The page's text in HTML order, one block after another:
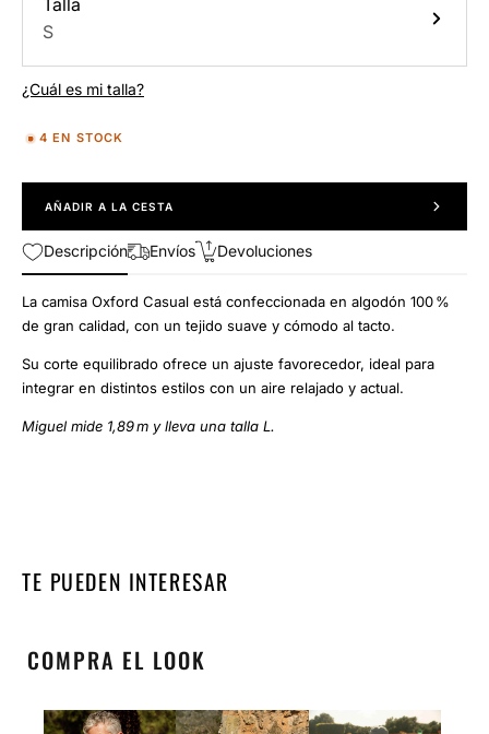
Talla
S
¿Cuál es mi talla?
4 EN STOCK
AÑADIR A LA CESTA
Descripción Envíos Devoluciones
La camisa Oxford Casual está confeccionada en algodón 100 %
de gran calidad, con un tejido suave y cómodo al tacto.
Su corte equilibrado ofrece un ajuste favorecedor, ideal para
integrar en distintos estilos con un aire relajado y actual.
Miguel mide 1,89 m y lleva una talla L.
TE PUEDEN INTERESAR
COMPRA EL LOOK